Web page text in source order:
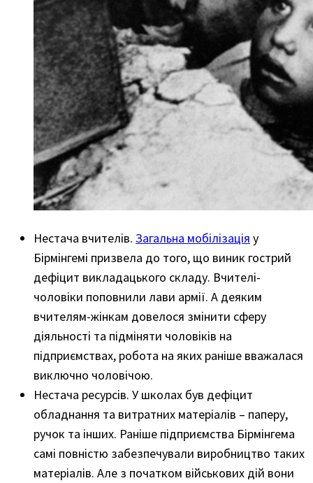
Нестача вчителів. Загальна мобілізація у
Бірмінгемі призвела до того, що виник гострий
дефіцит викладацького складу. Вчителі-
чоловіки поповнили лави армії. А деяким
вчителям-жінкам довелося змінити сферу
діяльності та підміняти чоловіків на
підприємствах, робота на яких раніше вважалася
виключно чоловічою.
Нестача ресурсів. У школах був дефіцит
обладнання та витратних матеріалів – паперу,
ручок та інших. Раніше підприємства Бірмінгема
самі повністю забезпечували виробництво таких
матеріалів. Але з початком військових дій вони